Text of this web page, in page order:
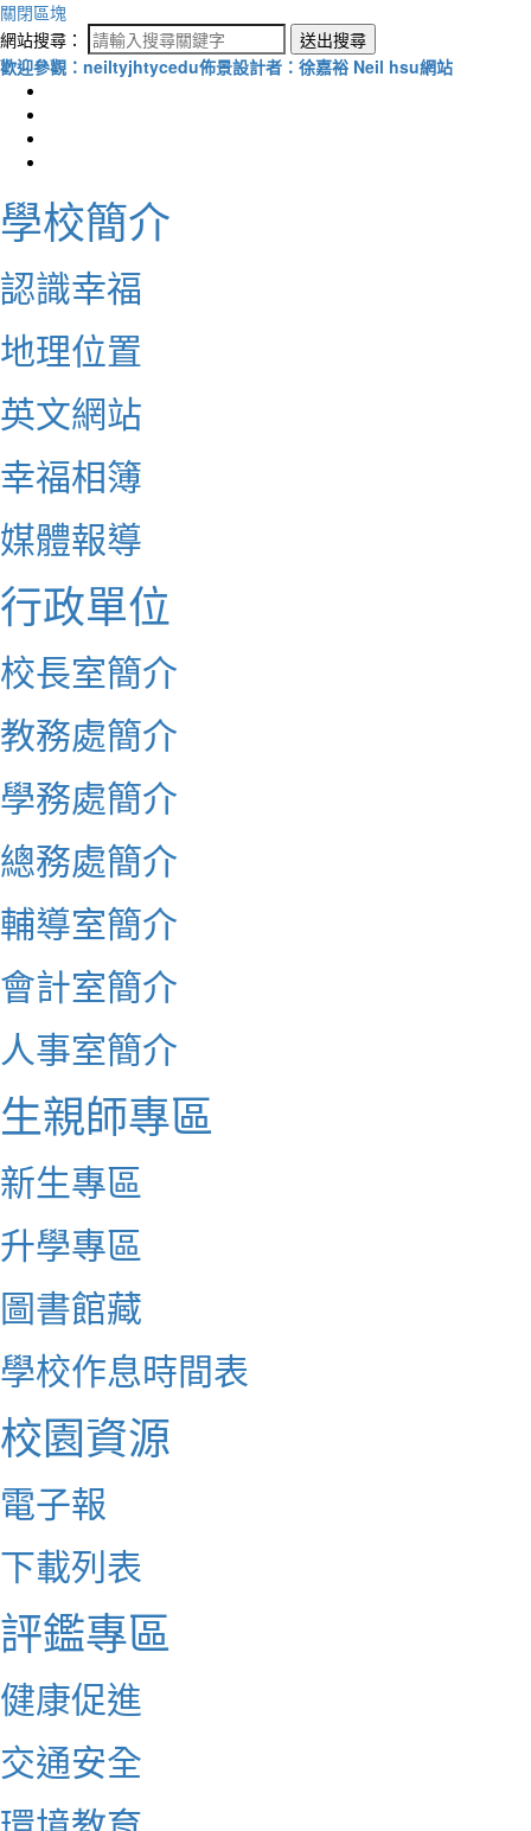
關閉區塊
網站搜尋：
送出搜尋
歡迎參觀：neiltyjhtycedu佈景設計者：徐嘉裕 Neil hsu網站
學校簡介
認識幸福
地理位置
英文網站
幸福相簿
媒體報導
行政單位
校長室簡介
教務處簡介
學務處簡介
總務處簡介
輔導室簡介
會計室簡介
人事室簡介
生親師專區
新生專區
升學專區
圖書館藏
學校作息時間表
校園資源
電子報
下載列表
評鑑專區
健康促進
交通安全